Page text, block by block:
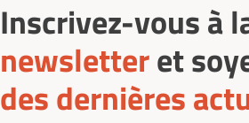
Inscrivez-vous à
newsletteret
des dernières